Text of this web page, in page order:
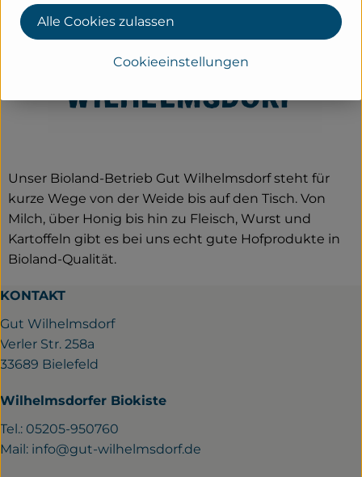
Unser Bioland-Betrieb Gut Wilhelmsdorf steht für
kurze Wege von der Weide bis auf den Tisch. Von
Milch, über Honig bis hin zu Fleisch, Wurst und
Kartoffeln gibt es bei uns echt gute Hofprodukte in
Bioland-Qualität.
KONTAKT
Gut Wilhelmsdorf
Verler Str. 258a
33689 Bielefeld
Wilhelmsdorfer Biokiste
Tel.: 05205-950760
Mail: info@gut-wilhelmsdorf.de
Cookieeinstellungen
Alle Cookies zulassen